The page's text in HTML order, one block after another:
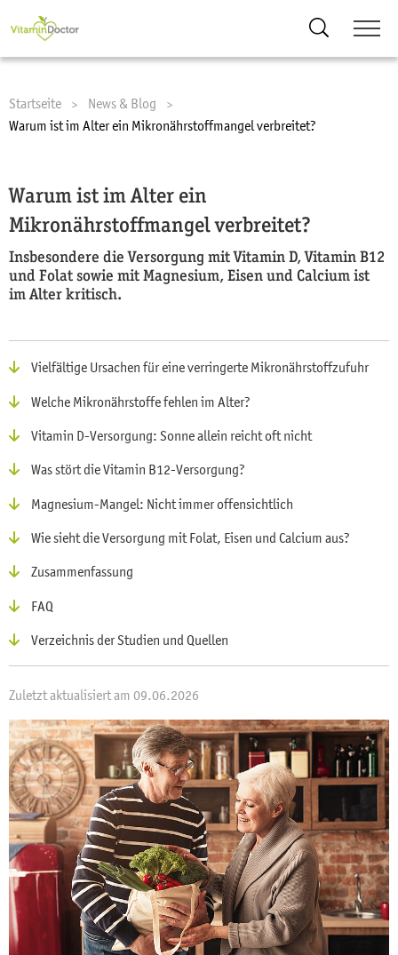
Startseite
News & Blog
Current:
Warum ist im Alter ein Mikronährstoffmangel verbreitet?
Warum ist im Alter ein
Mikronährstoffmangel verbreitet?
Insbesondere die Versorgung mit Vitamin D, Vitamin B12
und Folat sowie mit Magnesium, Eisen und Calcium ist
im Alter kritisch.
Vielfältige Ursachen für eine verringerte Mikronährstoffzufuhr
Welche Mikronährstoffe fehlen im Alter?
Vitamin D-Versorgung: Sonne allein reicht oft nicht
Was stört die Vitamin B12-Versorgung?
Magnesium-Mangel: Nicht immer offensichtlich
Wie sieht die Versorgung mit Folat, Eisen und Calcium aus?
Zusammenfassung
FAQ
Verzeichnis der Studien und Quellen
Zuletzt aktualisiert am 09.06.2026